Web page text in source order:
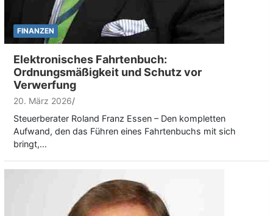
FINANZEN
Elektronisches Fahrtenbuch:
Ordnungsmäßigkeit und Schutz vor
Verwerfung
20. März 2026
Steuerberater Roland Franz Essen – Den kompletten
Aufwand, den das Führen eines Fahrtenbuchs mit sich
bringt,…